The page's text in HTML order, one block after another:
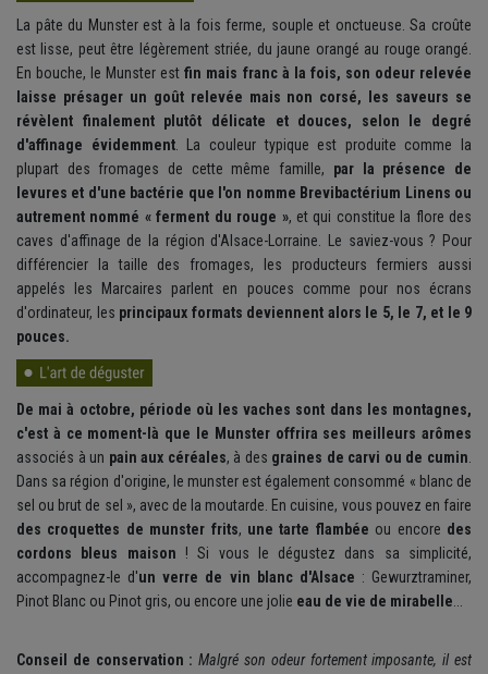
La pâte du Munster est à la fois ferme, souple et onctueuse. Sa croûte
est lisse, peut être légèrement striée, du jaune orangé au rouge orangé.
En bouche, le Munster est fin mais franc à la fois, son odeur relevée
laisse présager un goût relevée mais non corsé, les saveurs se
révèlent finalement plutôt délicate et douces, selon le degré
d'affinage évidemment. La couleur typique est produite comme la
plupart des fromages de cette même famille, par la présence de
levures et d'une bactérie que l'on nomme Brevibactérium Linens ou
autrement nommé « ferment du rouge », et qui constitue la flore des
caves d'affinage de la région d'Alsace-Lorraine. Le saviez-vous ? Pour
différencier la taille des fromages, les producteurs fermiers aussi
appelés les Marcaires parlent en pouces comme pour nos écrans
d'ordinateur, les principaux formats deviennent alors le 5, le 7, et le 9
pouces.
De mai à octobre, période où les vaches sont dans les montagnes,
c'est à ce moment-là que le Munster offrira ses meilleurs arômes
associés à un pain aux céréales, à des graines de carvi ou de cumin.
Dans sa région d'origine, le munster est également consommé « blanc de
sel ou brut de sel », avec de la moutarde. En cuisine, vous pouvez en faire
des croquettes de munster frits, une tarte flambée ou encore des
cordons bleus maison ! Si vous le dégustez dans sa simplicité,
accompagnez-le d'un verre de vin blanc d'Alsace : Gewurztraminer,
Pinot Blanc ou Pinot gris, ou encore une jolie eau de vie de mirabelle...
Conseil de conservation : Malgré son odeur fortement imposante, il est